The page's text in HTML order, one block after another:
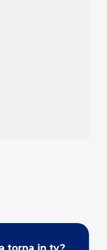
torna in tv?